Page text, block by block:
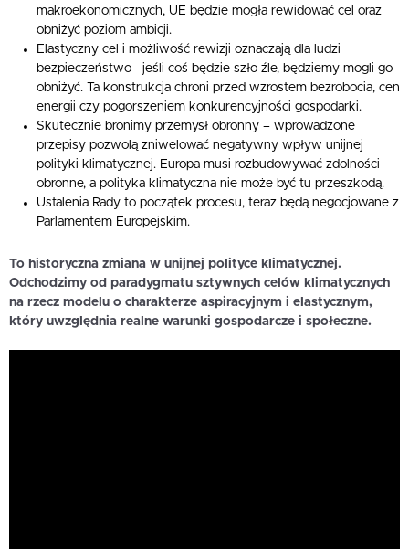
makroekonomicznych, UE będzie mogła rewidować cel oraz
obniżyć poziom ambicji.
Elastyczny cel i możliwość rewizji oznaczają dla ludzi
bezpieczeństwo– jeśli coś będzie szło źle, będziemy mogli go
obniżyć. Ta konstrukcja chroni przed wzrostem bezrobocia, cen
energii czy pogorszeniem konkurencyjności gospodarki.
Skutecznie bronimy przemysł obronny – wprowadzone
przepisy pozwolą zniwelować negatywny wpływ unijnej
polityki klimatycznej. Europa musi rozbudowywać zdolności
obronne, a polityka klimatyczna nie może być tu przeszkodą.
Ustalenia Rady to początek procesu, teraz będą negocjowane z
Parlamentem Europejskim.
To historyczna zmiana w unijnej polityce klimatycznej.
Odchodzimy od paradygmatu sztywnych celów klimatycznych
na rzecz modelu o charakterze aspiracyjnym i elastycznym,
który uwzględnia realne warunki gospodarcze i społeczne.